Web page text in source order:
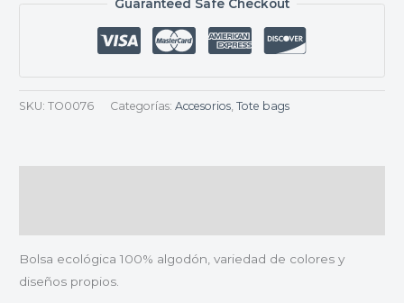
Guaranteed Safe Checkout
SKU: TO0076 Categorías: Accesorios, Tote bags
Bolsa ecológica 100% algodón, variedad de colores y
diseños propios.